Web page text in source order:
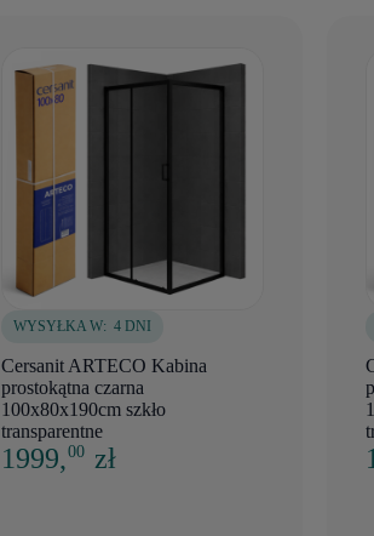
WYSYŁKA W: 4 DNI
Cersanit ARTECO Kabina
prostokątna czarna
100x80x190cm szkło
transparentne
1999,00 zł